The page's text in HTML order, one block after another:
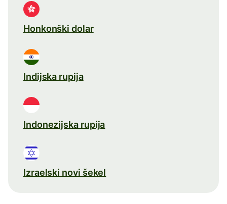
Honkonški dolar
Indijska rupija
Indonezijska rupija
Izraelski novi šekel